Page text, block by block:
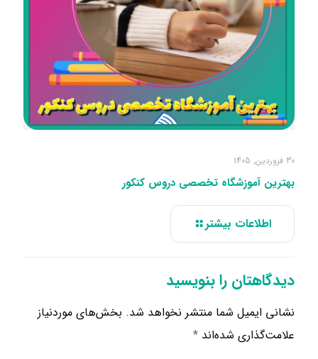
30 فروردین, 1405
بهترین آموزشگاه تخصصی دروس کنکور
اطلاعات بیشتر
دیدگاهتان را بنویسید
نشانی ایمیل شما منتشر نخواهد شد. بخش‌های موردنیاز
علامت‌گذاری شده‌اند *